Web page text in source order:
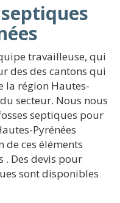
travailleuse, qui
des des cantons qui
la région Hautes-
secteur. Nous nous
septiques pour
Pyrénées
de ces éléments
. Des devis pour
sont disponibles